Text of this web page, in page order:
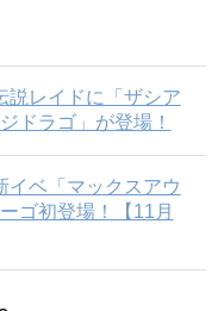
説レイドに「ザシア
ドラゴ」が登場！
イベ「マックスアウ
ゴ初登場！【11月